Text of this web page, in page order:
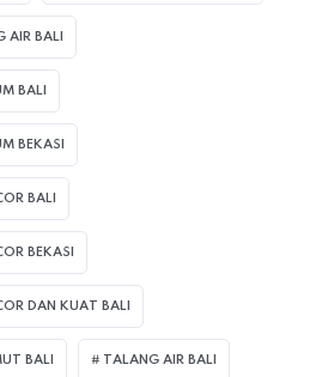
AIR BALI
BALI
BEKASI
BALI
BEKASI
DAN KUAT BALI
BALI TALANG AIR BALI